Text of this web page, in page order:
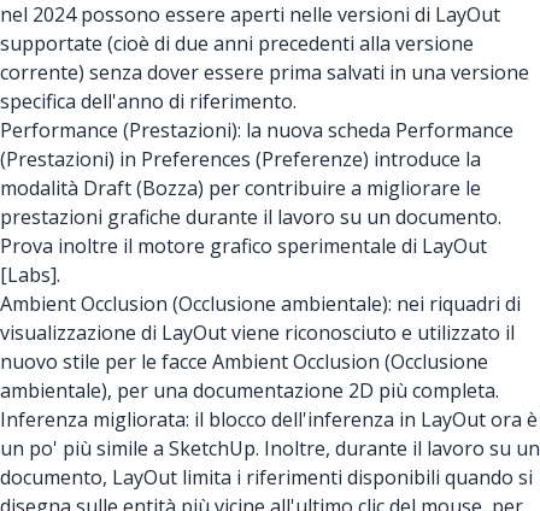
nel 2024 possono essere aperti nelle versioni di LayOut
supportate (cioè di due anni precedenti alla versione
corrente) senza dover essere prima salvati in una versione
specifica dell'anno di riferimento.
Performance (Prestazioni): la nuova scheda Performance
(Prestazioni) in Preferences (Preferenze) introduce la
modalità Draft (Bozza) per contribuire a migliorare le
prestazioni grafiche durante il lavoro su un documento.
Prova inoltre il motore grafico sperimentale di LayOut
[Labs].
Ambient Occlusion (Occlusione ambientale): nei riquadri di
visualizzazione di LayOut viene riconosciuto e utilizzato il
nuovo stile per le facce Ambient Occlusion (Occlusione
ambientale), per una documentazione 2D più completa.
Inferenza migliorata: il blocco dell'inferenza in LayOut ora è
un po' più simile a SketchUp. Inoltre, durante il lavoro su un
documento, LayOut limita i riferimenti disponibili quando si